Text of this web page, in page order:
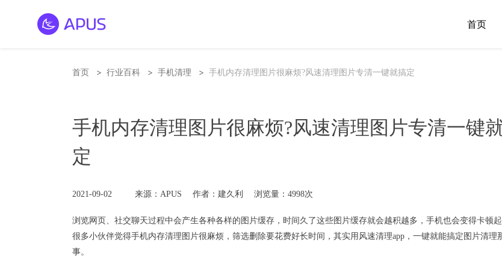
首页
首页 > 行业百科 > 手机清理 > 手机内存清理图片很麻烦?风速清理图片专清一键就搞定
手机内存清理图片很麻烦?风速清理图片专清一键
定
2021-09-02 来源：APUS 作者：建久利 浏览量：4998次
浏览网页、社交聊天过程中会产生各种各样的图片缓存，时间久了这些图片缓存就会越积越多，手机也会变得卡顿起
很多小伙伴觉得手机内存清理 图片很麻烦，筛选删除要花费好长时间，其实用 风速清理app，一键就能搞定 图片清理
事。